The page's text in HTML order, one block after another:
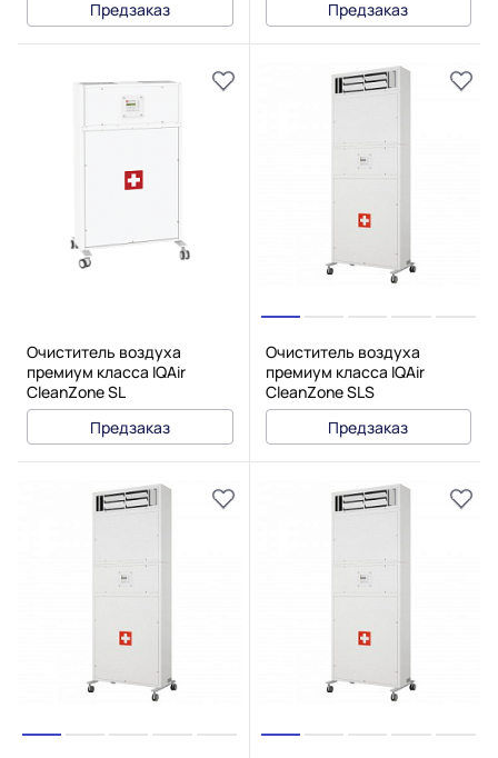
Предзаказ Предзаказ
Очиститель воздуха
премиум класса IQAir
CleanZone SL
Предзаказ
Очиститель воздуха
премиум класса IQAir
CleanZone SLS
Предзаказ